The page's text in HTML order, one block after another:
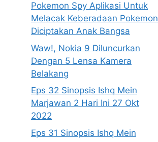
Pokemon Spy Aplikasi Untuk
Melacak Keberadaan Pokemon
Diciptakan Anak Bangsa
Waw!, Nokia 9 Diluncurkan
Dengan 5 Lensa Kamera
Belakang
Eps 32 Sinopsis Ishq Mein
Marjawan 2 Hari Ini 27 Okt
2022
Eps 31 Sinopsis Ishq Mein